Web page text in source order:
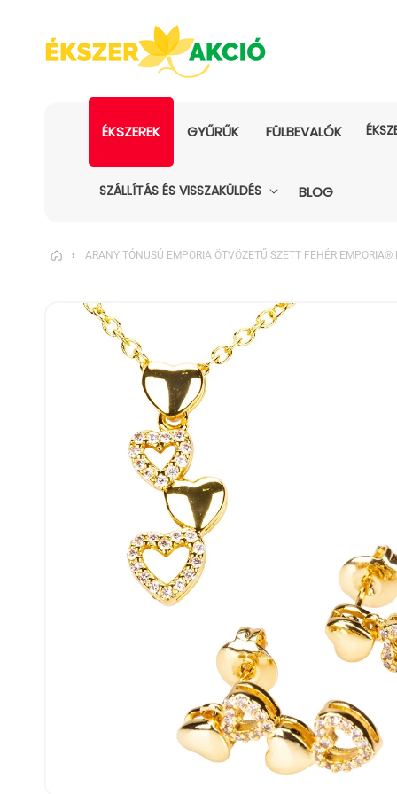
ÉKSZEREK GYŰRŰK FÜLBEVALÓK
SZÁLLÍTÁS ÉS VISSZAKÜLDÉS BLOG
› ARANY TÓNUSÚ EMPORIA ÖTVÖZETŰ SZETT FEHÉR EMPORIA®
KIHAGYÁS, ÉS
UGRÁS A
TERMÉKADATOKRA